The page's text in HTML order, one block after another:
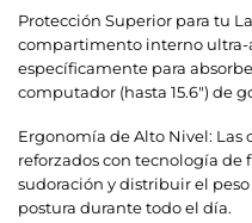
Protección Superior para tu
compartimento interno ultra-
específicamente para
computador (hasta 15.6″) de
Ergonomía de Alto Nivel: Las
reforzados con tecnología de
sudoración y distribuir el
postura durante todo el día.